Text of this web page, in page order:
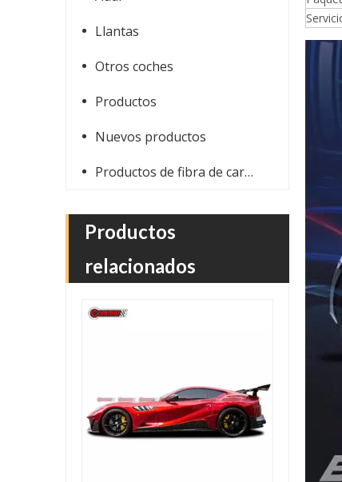
Llantas
Otros coches
Productos
Nuevos productos
Productos de fibra de carbono
Productos
relacionados